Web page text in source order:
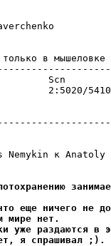
в
2:5020/
Nemykin к Anatoly
еще ничего не
мире нет.
уже pаздаются
я спрашивал ;).